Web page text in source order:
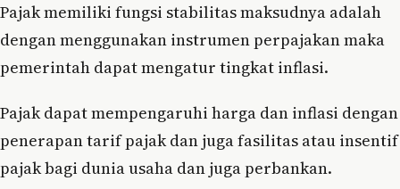
Pajak memiliki fungsi stabilitas maksudnya adalah
dengan menggunakan instrumen perpajakan maka
pemerintah dapat mengatur tingkat inflasi.
Pajak dapat mempengaruhi harga dan inflasi dengan
penerapan tarif pajak dan juga fasilitas atau insentif
pajak bagi dunia usaha dan juga perbankan.